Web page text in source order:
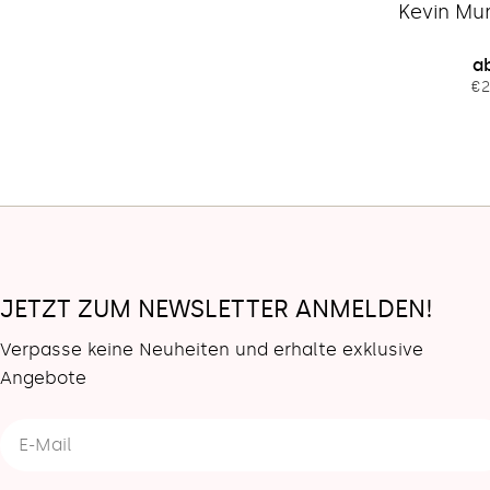
Kevin
JETZT ZUM NEWSLETTER ANMELDEN!
Verpasse keine Neuheiten und erhalte exklusive
Angebote